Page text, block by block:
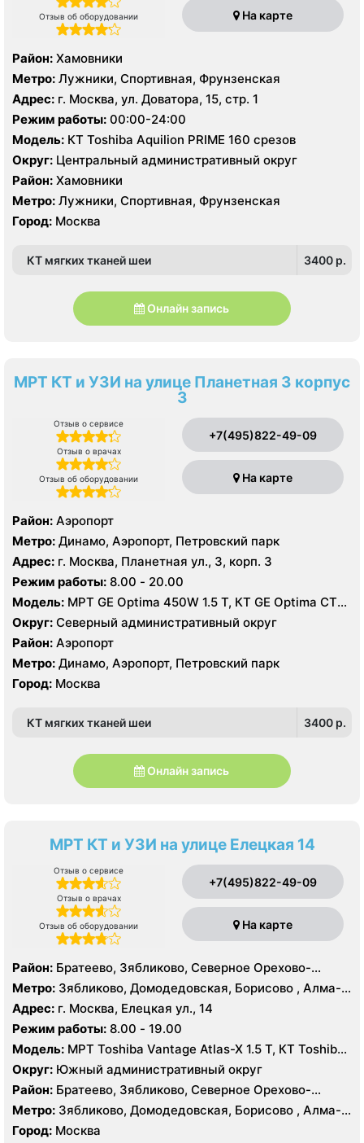
Отзыв об оборудовании На карте
Район: Хамовники
Метро: Лужники, Спортивная, Фрунзенская
Адрес: г. Москва, ул. Доватора, 15, стр. 1
Режим работы: 00:00-24:00
Модель: КТ Toshiba Aquilion PRIME 160 срезов
Округ: Центральный административный округ
Район: Хамовники
Метро: Лужники, Спортивная, Фрунзенская
Город: Москва
КТ мягких тканей шеи 3400 p.
Онлайн запись
МРТ КТ и УЗИ на улице Планетная 3 корпус
3
Отзыв о сервисе
Отзыв о врачах
Отзыв об оборудовании
+7(495)822-49-09
На карте
Район: Аэропорт
Метро: Динамо, Аэропорт, Петровский парк
Адрес: г. Москва, Планетная ул., 3, корп. 3
Режим работы: 8.00 - 20.00
Модель: МРТ GE Optima 450W 1.5 T, КТ GE Optima CT
660 Asir 128 срезов, УЗИ GE LOGIQ S8
Округ: Северный административный округ
Район: Аэропорт
Метро: Динамо, Аэропорт, Петровский парк
Город: Москва
КТ мягких тканей шеи 3400 p.
Онлайн запись
МРТ КТ и УЗИ на улице Елецкая 14
Отзыв о сервисе
Отзыв о врачах
Отзыв об оборудовании
+7(495)822-49-09
На карте
Район: Братеево, Зябликово, Северное Орехово-
Борисово, Южное Орехово-Борисово
Метро: Зябликово, Домодедовская, Борисово , Алма-
Атинская, Красногвардейская, Шипиловская
Адрес: г. Москва, Елецкая ул., 14
Режим работы: 8.00 - 19.00
Модель: МРТ Toshiba Vantage Atlas-X 1.5 Т, КТ Toshiba
AQUILION RXL 16 срезов, УЗИ
Округ: Южный административный округ
Район: Братеево, Зябликово, Северное Орехово-
Борисово, Южное Орехово-Борисово
Метро: Зябликово, Домодедовская, Борисово , Алма-
Атинская, Красногвардейская, Шипиловская
Город: Москва